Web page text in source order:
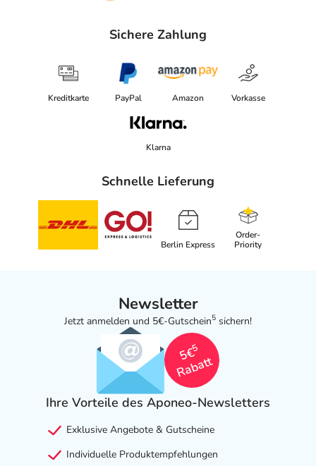
Sichere Zahlung
Kreditkarte PayPal Amazon Vorkasse
Klarna
Schnelle Lieferung
Berlin Express
Order-
Priority
Newsletter
Jetzt anmelden und 5€-Gutschein5 sichern!
5€
5
Rabatt
Ihre Vorteile des Aponeo-Newsletters
Exklusive Angebote & Gutscheine
Individuelle Produktempfehlungen